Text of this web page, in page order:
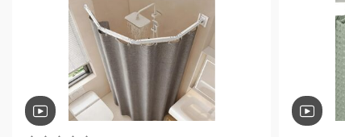
Відра для сміття
Килимки для ванної кімнати
Набори аксесуарів для ванної
Сушарки для одягу